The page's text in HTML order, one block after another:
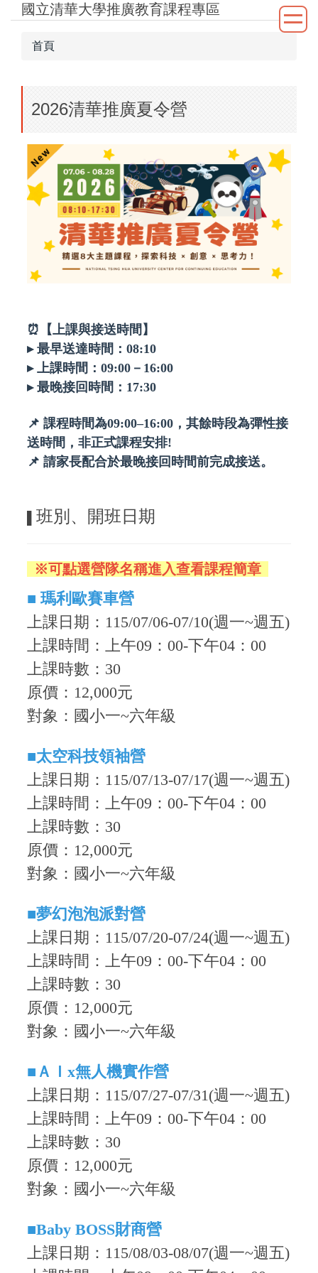
國立清華大學推廣教育課程專區
首頁
2026清華推廣夏令營
⏰【上課與接送時間】
▸ 最早送達時間：08:10
▸ 上課時間：09:00－16:00
▸ 最晚接回時間：17:30
📌 課程時間為09:00–16:00，其餘時段為彈性接
送時間，非正式課程安排!
📌 請家長配合於最晚接回時間前完成接送。
班別、開班日期
※可點選營隊名稱進入查看課程簡章
■ 瑪利歐賽車營
上課日期：115/07/06-07/10(週一~週五)
上課時間 ：上午09 ：00-下午04：00
上課時數 ：30
原價：12,000元
對象：國小一~六年級
■太空科技領袖營
上課日期：115/07/13-07/17(週一~週五)
上課時間 ： 上午09 ：00-下午04：00
上課時數 ：30
原價：12,000元
對象：國小一~六年級
■夢幻泡泡派對營
上課日期：115/07/20-07/24(週一~週五)
上課時間 ： 上午09 ：00-下午04：00
上課時數 ：30
原價：12,000元
對象：國小一~六年級
■ ＡＩx無人機實作營
上課日期：115/07/27-07/31(週一~週五)
上課時間 ： 上午09 ：00-下午04：00
上課時數 ：30
原價：12,000元
對象：國小一~六年級
■Baby BOSS財商營
上課日期：115/08/03-08/07(週一~週五)